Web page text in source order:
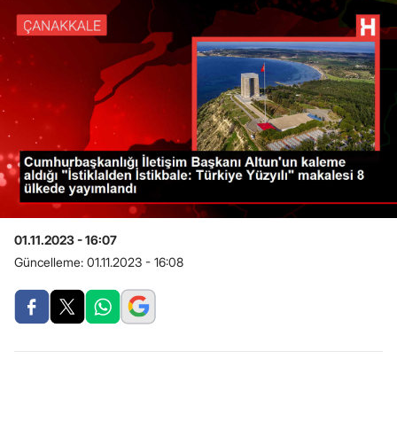
01.11.2023 - 16:07
Güncelleme: 01.11.2023 - 16:08